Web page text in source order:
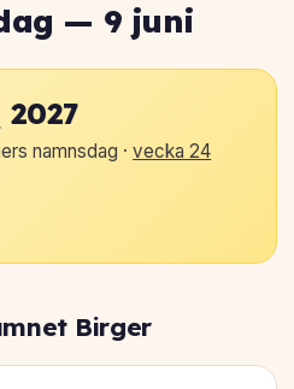
— 9 juni
2027
namnsdag ·vecka 24
Birger